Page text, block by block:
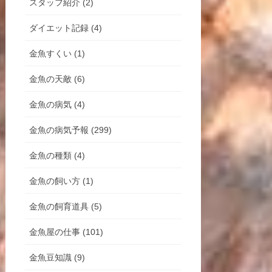
スタッフ紹介 (2)
ダイエット記録 (4)
金魚すくい (1)
金魚の天敵 (6)
金魚の病気 (4)
金魚の病気予報 (299)
金魚の種類 (4)
金魚の飼い方 (1)
金魚の飼育道具 (5)
金魚屋の仕事 (101)
金魚豆知識 (9)